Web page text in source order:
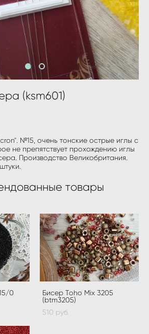
(ksm601)
№15, очень тонские острые иглы с
не препятствует прохождению иглы
Производство Великобритания.
товары
0
Бисер Toho Mix 3205
(btm3205)
510 pуб.